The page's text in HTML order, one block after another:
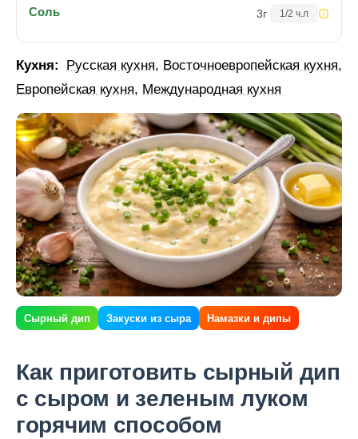
Соль 3г 1/2 ч.л
Кухня: Русская кухня, Восточноевропейская кухня,
Европейская кухня, Международная кухня
Сырный дип Закуски из сыра Намазки и дипы
Как приготовить сырный дип
с сыром и зеленым луком
горячим способом